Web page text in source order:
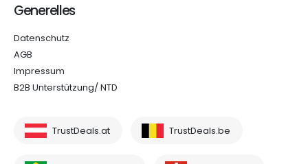
Generelles
Datenschutz
AGB
Impressum
B2B Unterstützung/ NTD
TrustDeals.at TrustDeals.be